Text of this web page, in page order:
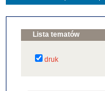
Lista tematów
druk